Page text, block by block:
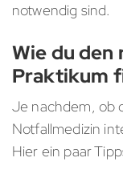
notwendig sind.
Wie du
Praktikum
Je nachdem, ob
Notfallmedizin
Hier ein paar